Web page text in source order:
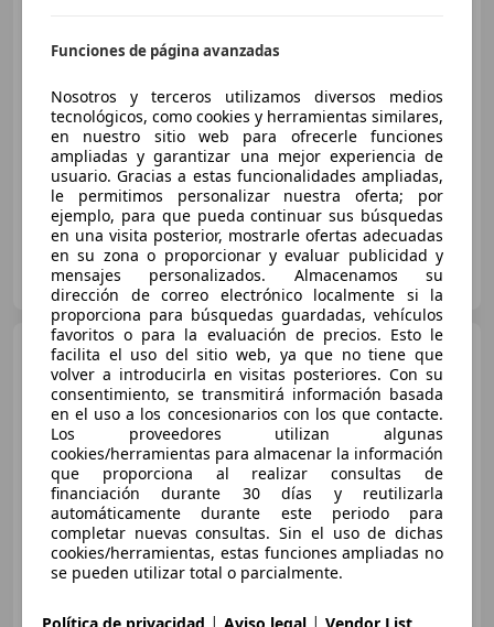
Súper oferta
04/2017 121.664 km Diésel 140 kW (190 CV)
AUTOHERO BARCELONA
ES-08903 SANT ADRIÀ DE BESÒS
Volvo XC60 T6 Recharge
Inscription
€ 27.590
Súper oferta
04/2021 87.217 km
Electro/Gasolina
258 kW (351 CV)
Funciones de página avanzadas
Nosotros y terceros utilizamos diversos medios
tecnológicos, como cookies y herramientas similares,
en nuestro sitio web para ofrecerle funciones
ampliadas y garantizar una mejor experiencia de
usuario. Gracias a estas funcionalidades ampliadas,
le permitimos personalizar nuestra oferta; por
ejemplo, para que pueda continuar sus búsquedas
en una visita posterior, mostrarle ofertas adecuadas
en su zona o proporcionar y evaluar publicidad y
mensajes personalizados. Almacenamos su
dirección de correo electrónico localmente si la
proporciona para búsquedas guardadas, vehículos
favoritos o para la evaluación de precios. Esto le
facilita el uso del sitio web, ya que no tiene que
volver a introducirla en visitas posteriores. Con su
consentimiento, se transmitirá información basada
en el uso a los concesionarios con los que contacte.
Los proveedores utilizan algunas
cookies/herramientas para almacenar la información
que proporciona al realizar consultas de
financiación durante 30 días y reutilizarla
automáticamente durante este periodo para
completar nuevas consultas. Sin el uso de dichas
cookies/herramientas, estas funciones ampliadas no
se pueden utilizar total o parcialmente.
Política de privacidad | Aviso legal | Vendor List